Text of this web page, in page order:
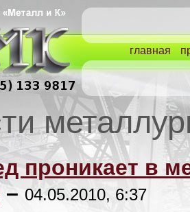
главная
проникает в
– 04.05.2010, 6:37